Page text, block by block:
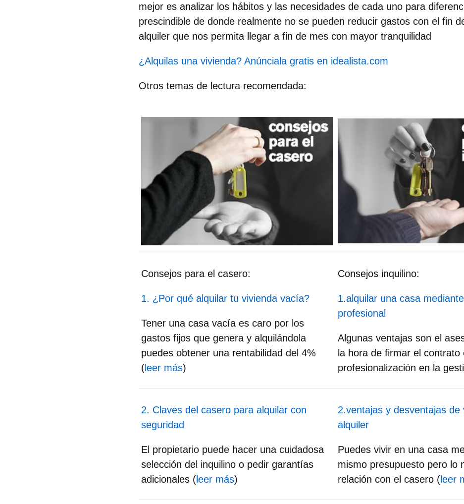
mejor es analizar los hábitos y las necesidades de cada uno para
prescindible de donde realmente no se pueden reducir gastos con el fin
alquiler que nos permita llegar a fin de mes con mayor tranquilidad
¿Alquilas una vivienda? Anúnciala gratis en idealista.com
Otros temas de lectura recomendada:
Consejos para el casero:
1. ¿Por qué alquilar tu vivienda vacía?
Tener una casa vacía es caro por los
gastos fijos que genera y alquilándola
puedes obtener una rentabilidad del 4%
(leer más)
Consejos inquilino:
1.alquilar una casa
profesional
Algunas ventajas son el
la hora de firmar el contrato
profesionalización en la
2. Claves del casero para alquilar con
seguridad
El propietario puede hacer una cuidadosa
selección del inquilino o pedir garantías
adicionales (leer más)
2.ventajas y desventajas de
alquiler
Puedes vivir en una casa
mismo presupuesto pero lo
relación con el casero (leer